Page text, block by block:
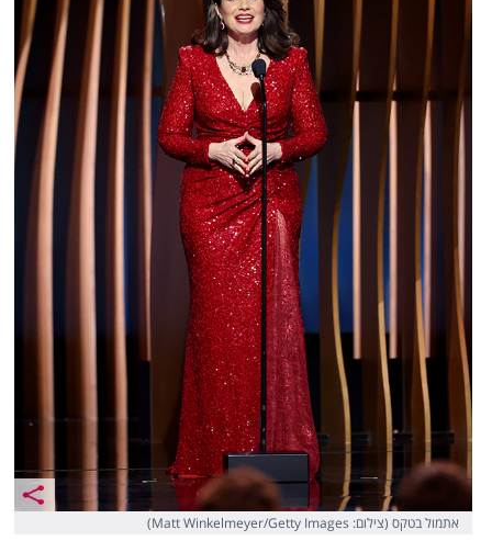
אתמול בטקס (צילום: Matt Winkelmeyer/Getty Images)